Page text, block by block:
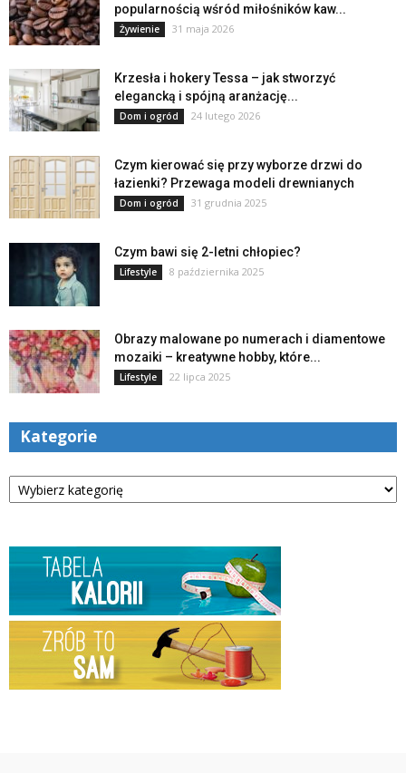
popularnością wśród miłośników kaw...
Żywienie 31 maja 2026
Krzesła i hokery Tessa – jak stworzyć
elegancką i spójną aranżację...
Dom i ogród 24 lutego 2026
Czym kierować się przy wyborze drzwi do
łazienki? Przewaga modeli drewnianych
Dom i ogród 31 grudnia 2025
Czym bawi się 2-letni chłopiec?
Lifestyle 8 października 2025
Obrazy malowane po numerach i diamentowe
mozaiki – kreatywne hobby, które...
Lifestyle 22 lipca 2025
Kategorie
Kategorie